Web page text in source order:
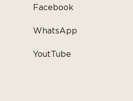
Facebook
WhatsApp
YoutTube